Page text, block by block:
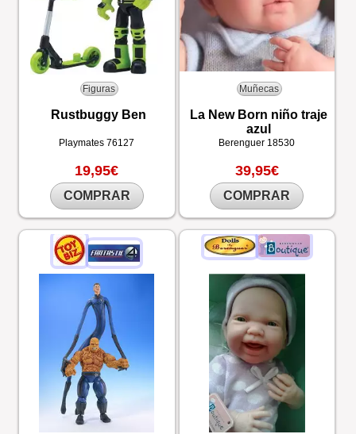
Figuras
Rustbuggy Ben
Playmates76127
19,95€
COMPRAR
Muñecas
La New Born niño traje
azul
Berenguer 18530
39,95€
COMPRAR